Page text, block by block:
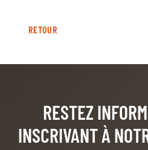
RETOUR
RESTEZ
INSCRIVANT À